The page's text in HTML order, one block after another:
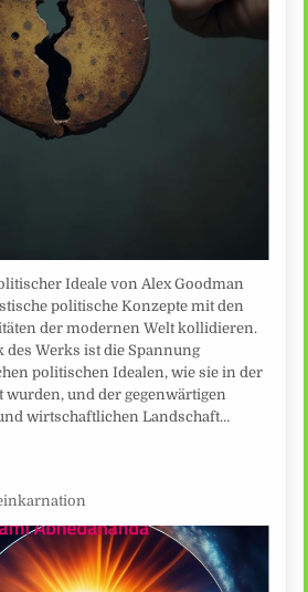
Ideale von Alex Goodman
politische Konzepte mit den
der modernen Welt kollidieren.
des Werks ist die Spannung
politischen Idealen, wie sie in der
und der gegenwärtigen
wirtschaftlichen Landschaft…